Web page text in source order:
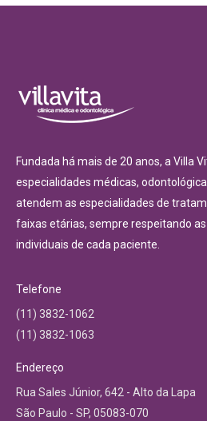
Fundada há mais de 20 anos, a Villa
especialidades médicas,
atendem as especialidades de
faixas etárias, sempre respeitando
individuais de cada paciente.
Telefone
(11) 3832-1062
(11) 3832-1063
Endereço
Rua Sales Júnior, 642 - Alto da Lapa
São Paulo - SP, 05083-070